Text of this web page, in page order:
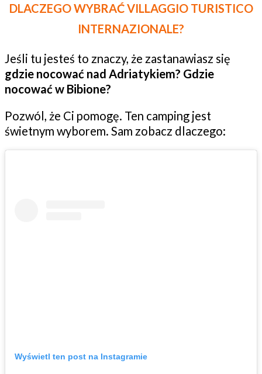
DLACZEGO WYBRAĆ VILLAGGIO TURISTICO
INTERNAZIONALE?
Jeśli tu jesteś to znaczy, że zastanawiasz się
gdzie nocować nad Adriatykiem? Gdzie
nocować w Bibione?
Pozwól, że Ci pomogę. Ten camping jest
świetnym wyborem. Sam zobacz dlaczego:
Wyświetl ten post na Instagramie